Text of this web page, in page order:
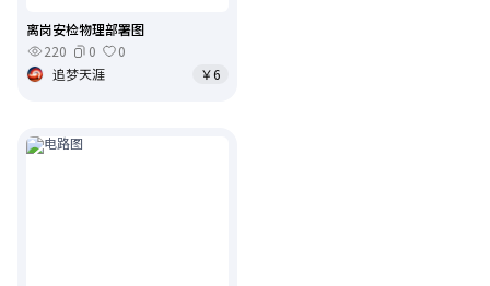
离岗安检物理部署图
220
0
0
追梦天涯
￥6